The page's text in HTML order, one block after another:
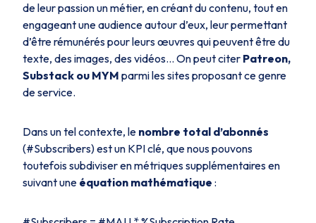
de leur passion un métier, en créant du contenu, tout en
engageant une audience autour d’eux, leur permettant
d’être rémunérés pour leurs œuvres qui peuvent être du
texte, des images, des vidéos… On peut citer Patreon,
Substack ou MYM parmi les sites proposant ce genre
de service.
Dans un tel contexte, le nombre total d’abonnés
(#Subscribers) est un KPI clé, que nous pouvons
toutefois subdiviser en métriques supplémentaires en
suivant une équation mathématique :